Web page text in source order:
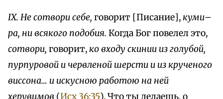
IX. Не сотвори себе, говорит [Писание], куми–
ра, ни всякого подобия. Когда Бог повелел это,
сотвори, говорит, ко входу скинии из голубой,
пурпуровой и червленой шерсти и из крученого
виссона… и искусною работою на ней
херувимов (Исх 36:35). Что ты делаешь, о